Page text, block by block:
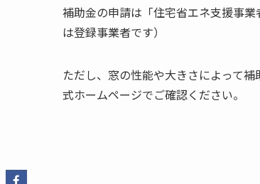
補助金の申請は「住宅省エネ支援事
は登録事業者です）
ただし、窓の性能や大きさによって
式ホームページでご確認ください。